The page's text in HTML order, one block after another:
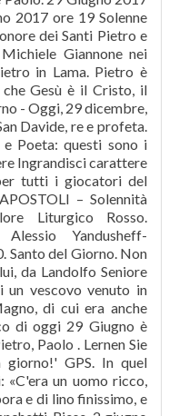
2017 ore 19 Solenne
dei Santi Pietro e
Giannone nei
in Lama. Pietro è
Gesù è il Cristo, il
- Oggi, 29 dicembre,
Davide, re e profeta.
e Poeta: questi sono i
Ingrandisci carattere
tutti i giocatori del
– Solennità
Liturgico Rosso.
Yandusheff-
Santo del Giorno. Non
da Landolfo Seniore
un vescovo venuto in
di cui era anche
di oggi 29 Giugno è
Paolo . Lernen Sie
GPS. In quel
«C'era un uomo ricco,
e di lino finissimo, e